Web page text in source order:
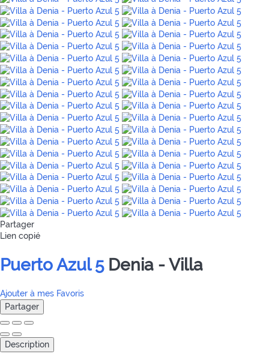
Partager
Lien copié
Puerto Azul 5 Denia -Villa
Ajouter à mes Favoris
Partager
Description